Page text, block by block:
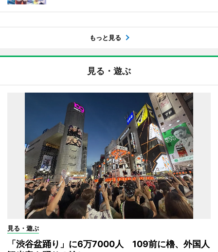
もっと見る
見る・遊ぶ
見る・遊ぶ
「渋谷盆踊り」に6万7000人 109前に櫓、外国人